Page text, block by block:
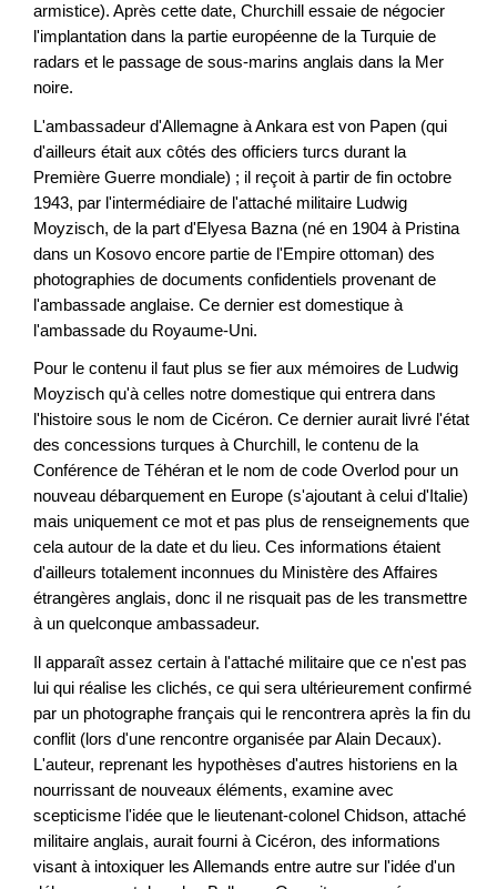
armistice). Après cette date, Churchill essaie de négocier
l'implantation dans la partie européenne de la Turquie de
radars et le passage de sous-marins anglais dans la Mer
noire.
L'ambassadeur d'Allemagne à Ankara est von Papen (qui
d'ailleurs était aux côtés des officiers turcs durant la
Première Guerre mondiale) ; il reçoit à partir de fin octobre
1943, par l'intermédiaire de l'attaché militaire Ludwig
Moyzisch, de la part d'Elyesa Bazna (né en 1904 à Pristina
dans un Kosovo encore partie de l'Empire ottoman) des
photographies de documents confidentiels provenant de
l'ambassade anglaise. Ce dernier est domestique à
l'ambassade du Royaume-Uni.
Pour le contenu il faut plus se fier aux mémoires de Ludwig
Moyzisch qu'à celles notre domestique qui entrera dans
l'histoire sous le nom de Cicéron. Ce dernier aurait livré l'état
des concessions turques à Churchill, le contenu de la
Conférence de Téhéran et le nom de code Overlod pour un
nouveau débarquement en Europe (s'ajoutant à celui d'Italie)
mais uniquement ce mot et pas plus de renseignements que
cela autour de la date et du lieu. Ces informations étaient
d'ailleurs totalement inconnues du Ministère des Affaires
étrangères anglais, donc il ne risquait pas de les transmettre
à un quelconque ambassadeur.
Il apparaît assez certain à l'attaché militaire que ce n'est pas
lui qui réalise les clichés, ce qui sera ultérieurement confirmé
par un photographe français qui le rencontrera après la fin du
conflit (lors d'une rencontre organisée par Alain Decaux).
L'auteur, reprenant les hypothèses d'autres historiens en la
nourrissant de nouveaux éléments, examine avec
scepticisme l'idée que le lieutenant-colonel Chidson, attaché
militaire anglais, aurait fourni à Cicéron, des informations
visant à intoxiquer les Allemands entre autre sur l'idée d'un